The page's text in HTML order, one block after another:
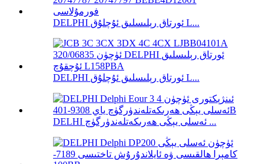
DELPHI ئورتاق رېلىسلىق ئۇچلۇق L...
DELPHI ئورتاق رېلىسلىق ئۇچلۇق L...
DELHI ئەسلى يېڭى ھەرىكەتلەندۈرگۈچ ...